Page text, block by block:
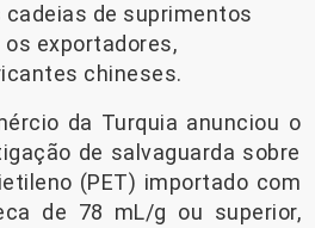
de suprimentos
os exportadores,
chineses.
da Turquia anunciou o
de salvaguarda sobre
(PET) importado com
de 78 mL/g ou superior,